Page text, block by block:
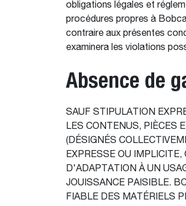
obligations légales et
procédures propres à
contraire aux présentes
examinera les violations
Absence de
SAUF STIPULATION
LES CONTENUS, PIÈCES
(DÉSIGNÉS
EXPRESSE OU
D'ADAPTATION À UN
JOUISSANCE PAISIBLE.
FIABLE DES MATÉRIELS